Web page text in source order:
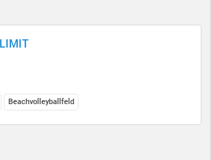
Beachvolleyballfeld